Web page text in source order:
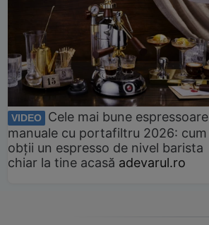
VIDEO
Cele mai bune espressoare
manuale cu portafiltru 2026: cum
obții un espresso de nivel barista
chiar la tine acasă adevarul.ro